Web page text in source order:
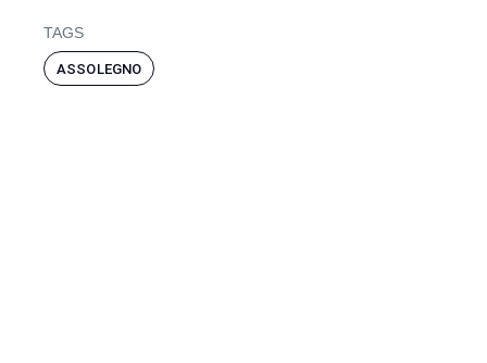
TAGS
ASSOLEGNO